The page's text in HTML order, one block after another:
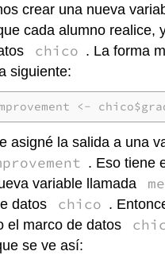
crear una nueva
cada alumno realice,
chico . La forma
siguiente:
<-
asigné la salida a una
. Eso tiene
variable llamada
datos
chico .
el marco de datos
se ve así: